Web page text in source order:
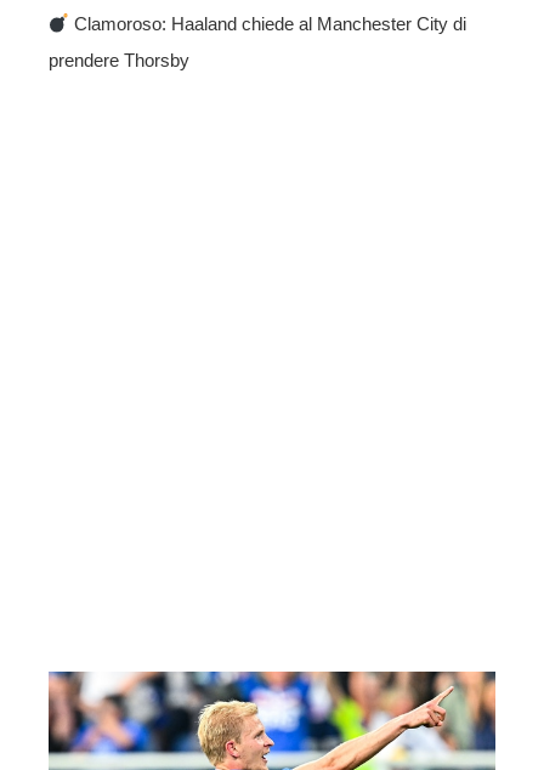
Clamoroso: Haaland chiede al Manchester City di
prendere Thorsby